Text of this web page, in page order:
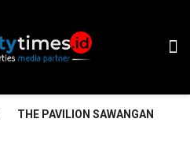
THE PAVILION SAWANGAN